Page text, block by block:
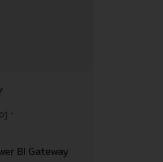
BI Gateway